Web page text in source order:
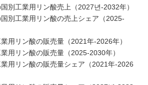
別工業用リン酸売上（2027년-2032年）
国別工業用リン酸の売上シェア（2025-
用リン酸の販売量（2021年-2026年）
用リン酸の販売量（2025-2030年）
業用リン酸の販売量シェア（2021年-2026